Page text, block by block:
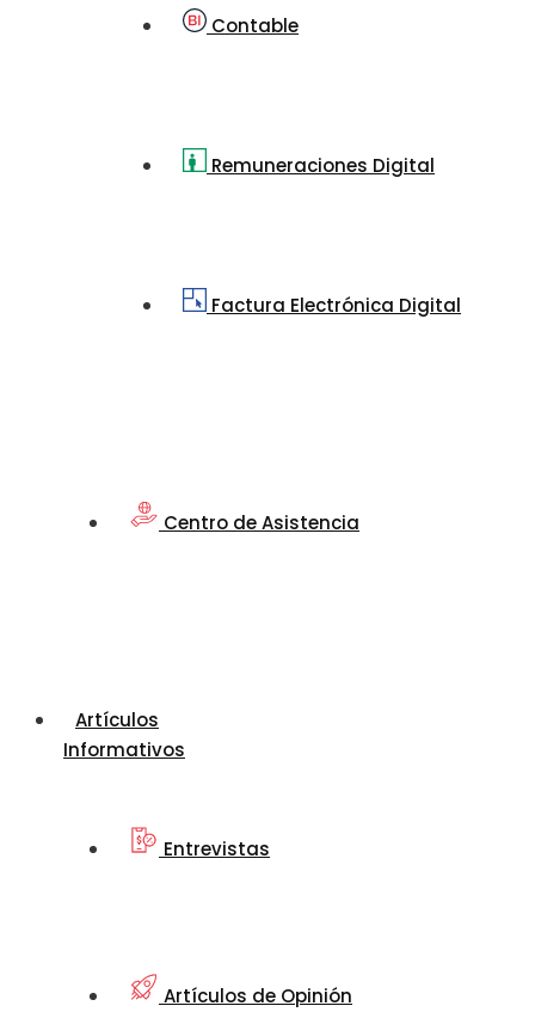
Contable
Remuneraciones Digital
Factura Electrónica Digital
Centro de Asistencia
Artículos
Informativos
Entrevistas
Artículos de Opinión